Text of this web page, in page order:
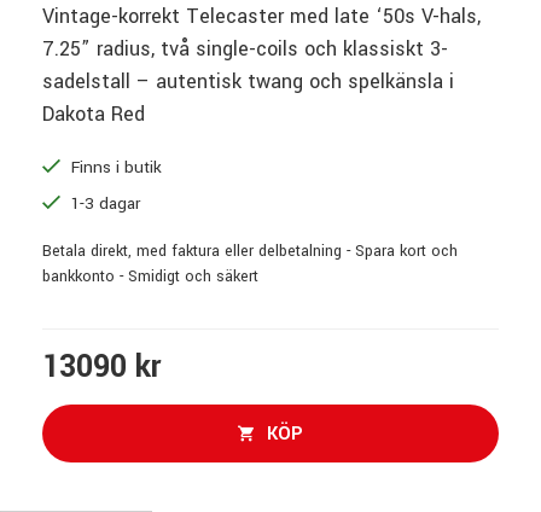
Vintage-korrekt Telecaster med late ‘50s V-hals,
7.25” radius, två single-coils och klassiskt 3-
sadelstall – autentisk twang och spelkänsla i
Dakota Red
Finns i butik
1-3 dagar
Betala direkt, med faktura eller delbetalning - Spara kort och
bankkonto - Smidigt och säkert
13090 kr
KÖP